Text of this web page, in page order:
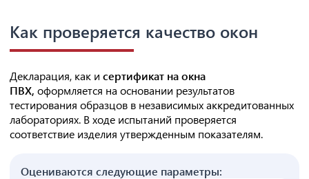
Как проверяется качество окон
Декларация, как и сертификат на окна
ПВХ, оформляется на основании результатов
тестирования образцов в независимых аккредитованных
лабораториях. В ходе испытаний проверяется
соответствие изделия утвержденным показателям.
Оцениваются следующие параметры: